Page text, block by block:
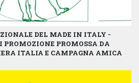
DEL MADE IN ITALY -
PROMOZIONE PROMOSSA DA
ITALIA E CAMPAGNA AMICA